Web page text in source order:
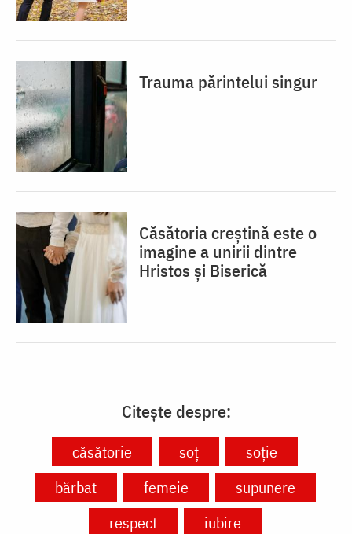
Trauma părintelui singur
Căsătoria creștină este o
imagine a unirii dintre
Hristos și Biserică
Citește despre:
căsătorie soț
soție
bărbat
femeie
supunere
respect
iubire